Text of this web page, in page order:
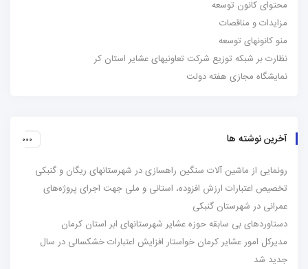
محتوای کانون توسعه
مزایدات و مناقصات
منو کانونهای توسعه
نظارت بر شبکه توزیع شرکت تعاونیهای عشایر استان کر
نمایشگاه مجازی هفته دولت
آخرین نوشته ها
رونمایی از ماشین آلات سنگین راهسازی در شهرستانهای ریگان و گنبکی
تخصیص اعتبارات ارزش افزوده، استانی و ملی جهت اجرای پروژه‌های
عمرانی در شهرستان گنبکی
دستاوردهای بی سابقه حوزه عشایر شهرستانهای ابر استان کرمان
مدیرکل امور عشایر کرمان خواستار افزایش اعتبارات خشکسالی در سال
جدید شد